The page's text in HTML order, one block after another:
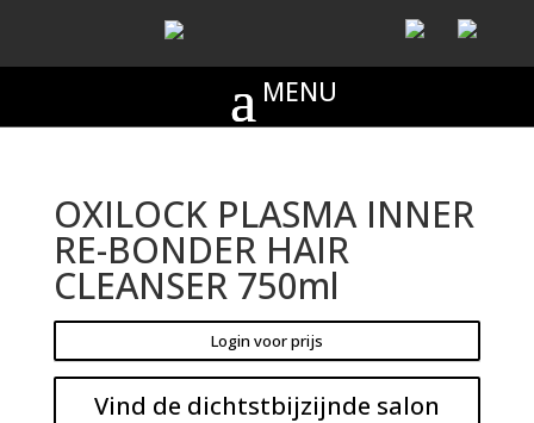
OXILOCK PLASMA INNER
RE-BONDER HAIR
CLEANSER 750ml
Login voor prijs
Vind de dichtstbijzijnde salon